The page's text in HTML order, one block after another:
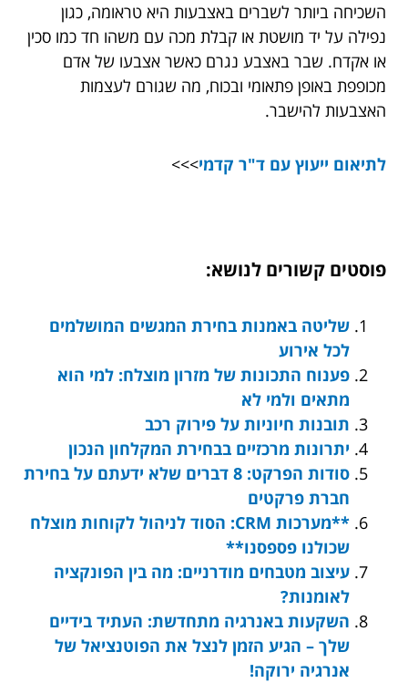
השכיחה ביותר לשברים באצבעות היא טראומה, כגון
נפילה על יד מושטת או קבלת מכה עם משהו חד כמו סכין
או אקדח. שבר באצבע נגרם כאשר אצבעו של אדם
מכופפת באופן פתאומי ובכוח, מה שגורם לעצמות
האצבעות להישבר.
לתיאום ייעוץ עם ד"ר קדמי>>>
פוסטים קשורים לנושא:
שליטה באמנות בחירת המגשים המושלמים
לכל אירוע
פענוח התכונות של מזרון מוצלח: למי הוא
מתאים ולמי לא
תובנות חיוניות על פירוק רכב
יתרונות מרכזיים בבחירת המקלחון הנכון
סודות הפרקט: 8 דברים שלא ידעתם על בחירת
חברת פרקטים
**מערכות CRM: הסוד לניהול לקוחות מוצלח
שכולנו פספסנו**
עיצוב מטבחים מודרניים: מה בין הפונקציה
לאומנות?
השקעות באנרגיה מתחדשת: העתיד בידיים
שלך – הגיע הזמן לנצל את הפוטנציאל של
אנרגיה ירוקה!